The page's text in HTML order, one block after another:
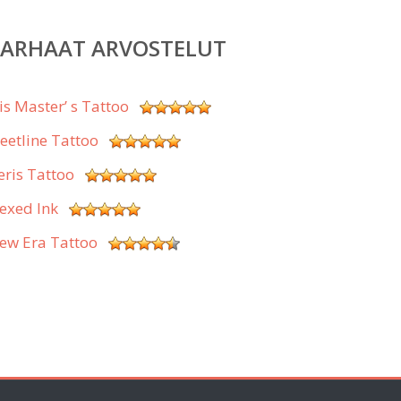
ARVOSTELUT
Master’ s Tattoo
Tattoo
Tattoo
Ink
Era Tattoo